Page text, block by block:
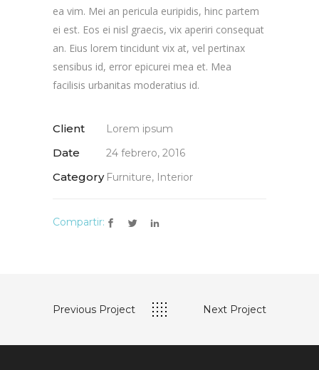
ea vim. Mei an pericula euripidis, hinc partem
ei est. Eos ei nisl graecis, vix aperiri consequat
an. Eius lorem tincidunt vix at, vel pertinax
sensibus id, error epicurei mea et. Mea
facilisis urbanitas moderatius id.
Client Lorem ipsum
Date 24 febrero, 2016
Category Furniture, Interior
Compartir:
Previous Project Next Project